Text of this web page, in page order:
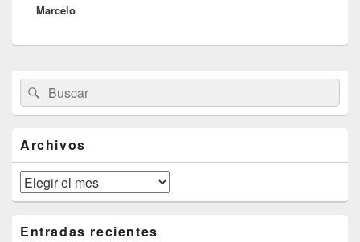
Marcelo
área
de
widget
lateral
primaria
Buscar
por:
Buscar
Archivos
Archivos
Entradas recientes